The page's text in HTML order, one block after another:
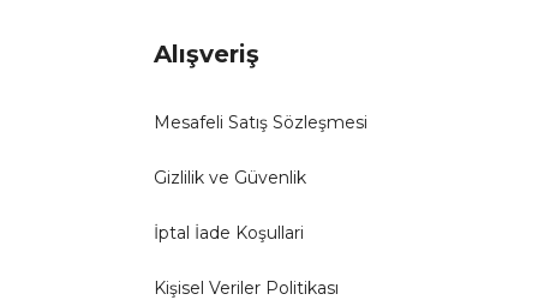
Alışveriş
Mesafeli Satış Sözleşmesi
Gizlilik ve Güvenlik
İptal İade Koşullari
Kişisel Veriler Politikası